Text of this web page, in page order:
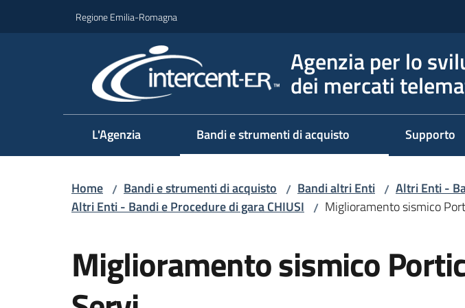
Regione Emilia-Romagna
Agenzia per lo
dei mercati
L'Agenzia Bandi e strumenti di acquisto Supporto
Home / Bandi e strumenti di acquisto / Bandi altri Enti / Altri Enti -
Altri Enti - Bandi e Procedure di gara CHIUSI / Miglioramento sismico
Miglioramento sismico